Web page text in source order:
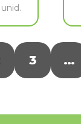
3 …